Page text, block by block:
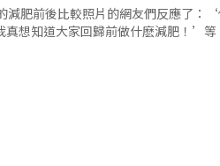
減肥前後比較照片的網友們反應了
想知道大家回歸前做什麽減肥！’等